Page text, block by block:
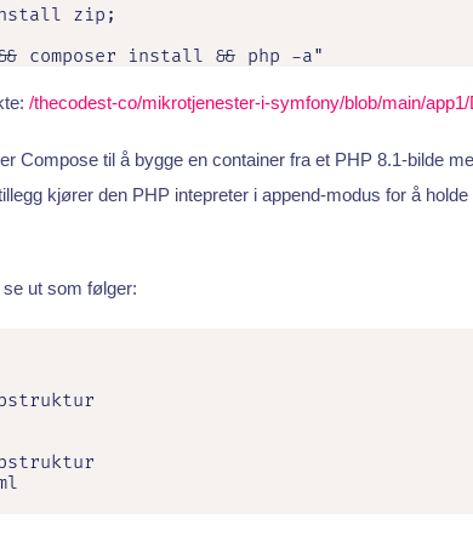
zip;
composer install && php -a"
/thecodest-co/mikrotjenester-i-symfony/blob/main/
Compose til å bygge en container fra et PHP 8.1-bilde
kjører den PHP intepreter i append-modus for å holde
ut som følger: